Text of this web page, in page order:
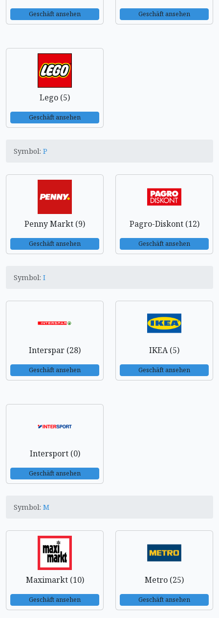
Geschäft ansehen Geschäft ansehen
Lego (5)
Geschäft ansehen
Symbol: P
Penny Markt (9)
Geschäft ansehen
Pagro-Diskont (12)
Geschäft ansehen
Symbol: I
Interspar (28)
Geschäft ansehen
IKEA (5)
Geschäft ansehen
Intersport (0)
Geschäft ansehen
Symbol: M
Maximarkt (10)
Geschäft ansehen
Metro (25)
Geschäft ansehen